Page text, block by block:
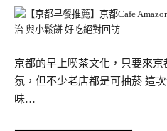
京都的早上喫茶文化，只要來
氛，但不少老店都是可抽菸 這
味…